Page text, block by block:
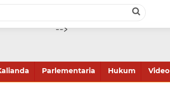
-->
Parlementaria Hukum Video